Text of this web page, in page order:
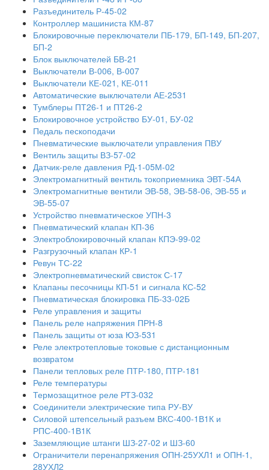
Разъединитель Р-45-02
Контроллер машиниста КМ-87
Блокировочные переключатели ПБ-179, БП-149, БП-207,
БП-2
Блок выключателей БВ-21
Выключатели В-006, В-007
Выключатели КЕ-021, КЕ-011
Автоматические выключатели АЕ-2531
Тумблеры ПТ26-1 и ПТ26-2
Блокировочное устройство БУ-01, БУ-02
Педаль пескоподачи
Пневматические выключатели управления ПВУ
Вентиль защиты ВЗ-57-02
Датчик-реле давления РД-1-05М-02
Электромагнитный вентиль токоприемника ЭВТ-54А
Электромагнитные вентили ЭВ-58, ЭВ-58-06, ЭВ-55 и
ЭВ-55-07
Устройство пневматическое УПН-3
Пневматический клапан КП-36
Электроблокировочный клапан КПЭ-99-02
Разгрузочный клапан КР-1
Ревун ТС-22
Электропневматический свисток С-17
Клапаны песочницы КП-51 и сигнала КС-52
Пневматическая блокировка ПБ-33-02Б
Реле управления и защиты
Панель реле напряжения ПРН-8
Панель защиты от юза ЮЗ-531
Реле электротепловые токовые с дистанционным
возвратом
Панели тепловых реле ПТР-180, ПТР-181
Реле температуры
Термозащитное реле РТЗ-032
Соединители электрические типа РУ-ВУ
Силовой штепсельный разъем ВКС-400-1В1К и
РПС-400-1В1К
Заземляющие штанги ШЗ-27-02 и ШЗ-60
Ограничители перенапряжения ОПН-25УХЛ1 и ОПН-1,
28УХЛ2